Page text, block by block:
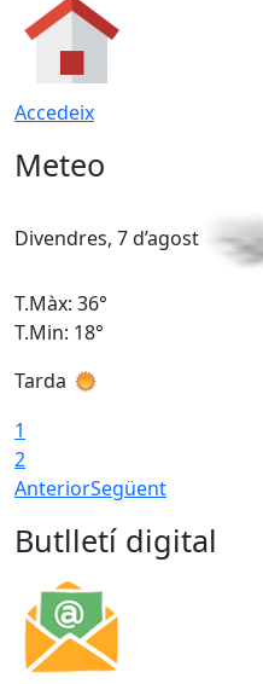
Accedeix
Meteo
Divendres, 7 d’agost
T.Màx: 36°
T.Min: 18°
Tarda
1
2
AnteriorSegüent
Butlletí digital